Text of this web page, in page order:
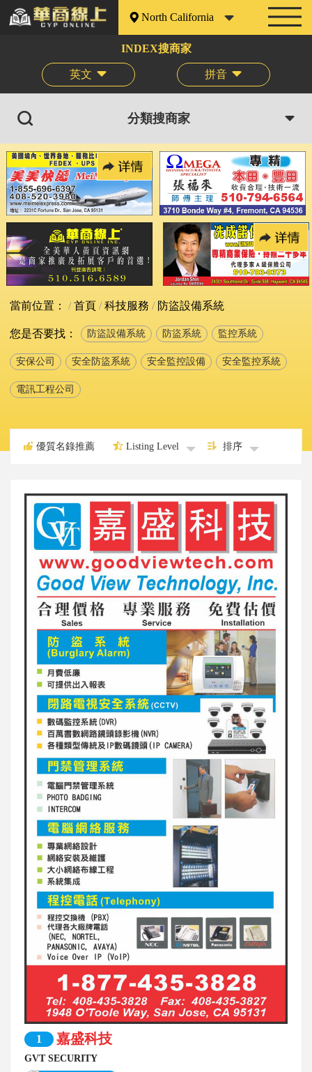
North California
INDEX搜商家
英文 拼音
分類搜商家
當前位置： 首頁 科技服務 防盜設備系統
您是否要找： 防盜設備系統 防盜系統 監控系統
安保公司 安全防盜系統 安全監控設備 安全監控系統
電訊工程公司
優質名錄推薦 Listing Level 排序
1 嘉盛科技
GVT SECURITY